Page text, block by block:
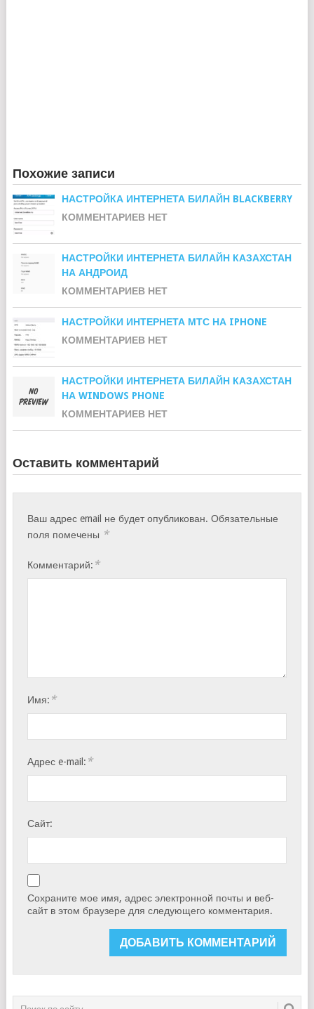
Похожие записи
НАСТРОЙКА ИНТЕРНЕТА БИЛАЙН BLACKBERRY
КОММЕНТАРИЕВ НЕТ
НАСТРОЙКИ ИНТЕРНЕТА БИЛАЙН КАЗАХСТАН
НА АНДРОИД
КОММЕНТАРИЕВ НЕТ
НАСТРОЙКИ ИНТЕРНЕТА МТС НА IPHONE
КОММЕНТАРИЕВ НЕТ
НАСТРОЙКИ ИНТЕРНЕТА БИЛАЙН КАЗАХСТАН
НА WINDOWS PHONE
КОММЕНТАРИЕВ НЕТ
Оставить комментарий
Ваш адрес email не будет опубликован. Обязательные
поля помечены *
Комментарий: *
Имя: *
Адрес e-mail: *
Сайт:
Сохраните мое имя, адрес электронной почты и веб-
сайт в этом браузере для следующего комментария.